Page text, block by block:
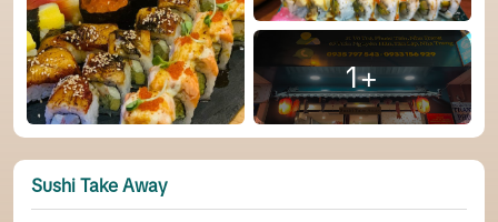
1+
Sushi Take Away